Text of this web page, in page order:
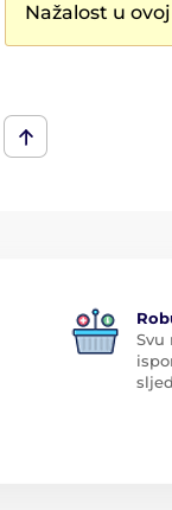
Nažalost u
Svu